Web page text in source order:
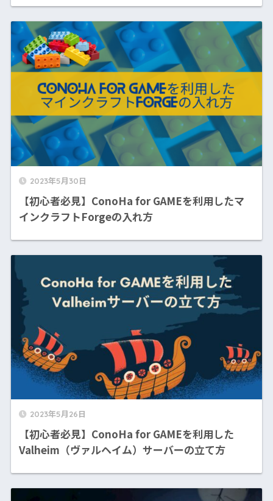
2023年5月30日
【初心者必見】ConoHa for GAMEを利用したマ
インクラフトForgeの入れ方
2023年5月26日
【初心者必見】ConoHa for GAMEを利用した
Valheim（ヴァルヘイム）サーバーの立て方